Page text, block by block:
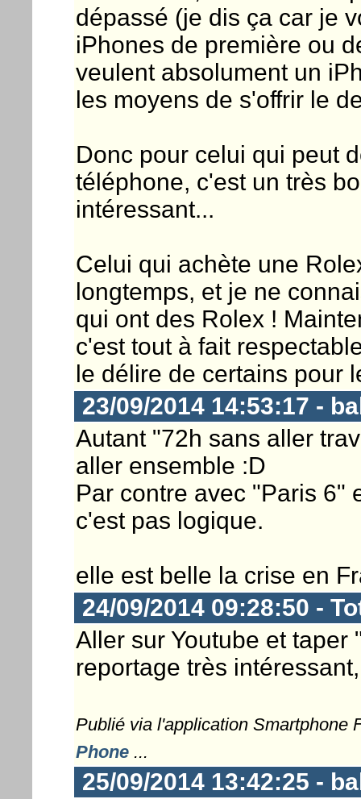
dépassé (je dis ça car je
iPhones de première ou
veulent absolument un
les moyens de s'offrir le
Donc pour celui qui peut
téléphone, c'est un très
intéressant...
Celui qui achète une
longtemps, et je ne
qui ont des Rolex !
c'est tout à fait
le délire de certains pour
23/09/2014 14:53:17 -
Autant "72h sans aller
aller ensemble :D
Par contre avec "Paris 6"
c'est pas logique.
elle est belle la crise en
24/09/2014 09:28:50 -
Aller sur Youtube et
reportage très
Publié via l'application Smartphone
Phone...
25/09/2014 13:42:25 -